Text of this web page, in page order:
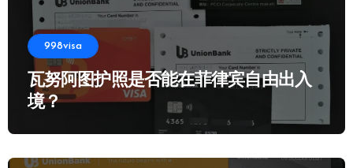
998visa
瓦努阿图护照是否能在菲律宾自由出入
境？